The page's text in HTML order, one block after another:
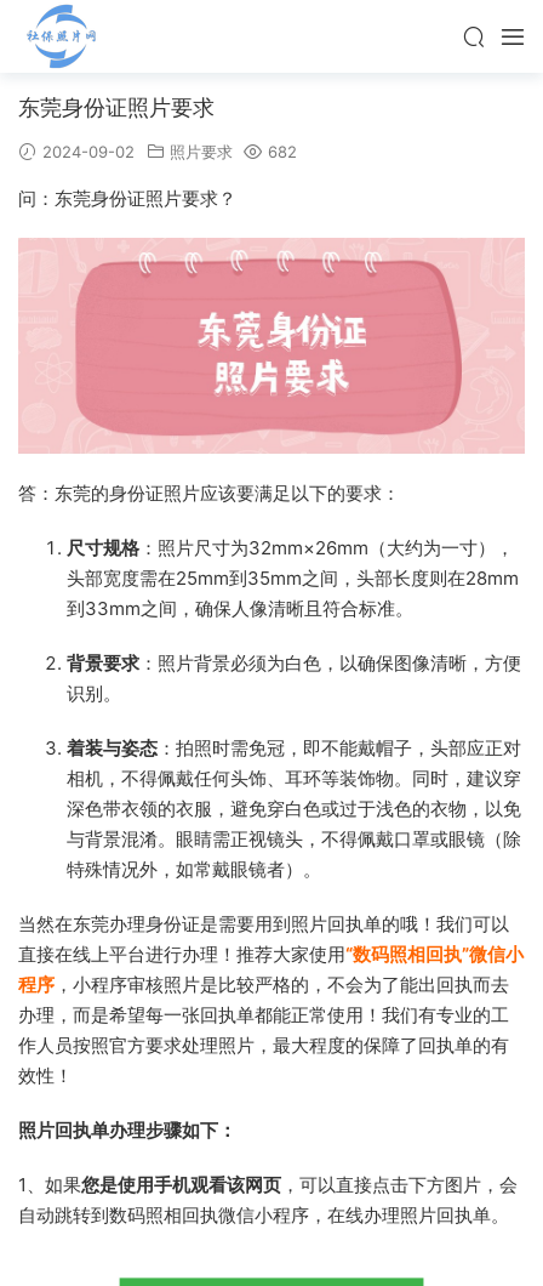
东莞身份证照片要求
2024-09-02 照片要求 682
问：东莞身份证照片要求？
答：东莞的身份证照片应该要满足以下的要求：
尺寸规格 ：照片尺寸为32mm×26mm（大约为一寸），
头部宽度需在25mm到35mm之间，头部长度则在28mm
到33mm之间，确保人像清晰且符合标准。
背景要求 ：照片背景必须为白色，以确保图像清晰，方便
识别。
着装与姿态 ：拍照时需免冠，即不能戴帽子，头部应正对
相机，不得佩戴任何头饰、耳环等装饰物。同时，建议穿
深色带衣领的衣服，避免穿白色或过于浅色的衣物，以免
与背景混淆。眼睛需正视镜头，不得佩戴口罩或眼镜（除
特殊情况外，如常戴眼镜者）。
当然在东莞办理身份证是需要用到照片回执单的哦！我们可以
直接在线上平台进行办理！推荐大家使用“数码照相回执”微信小
程序 ，小程序审核照片是比较严格的，不会为了能出回执而去
办理，而是希望每一张回执单都能正常使用！我们有专业的工
作人员按照官方要求处理照片，最大程度的保障了回执单的有
效性！
照片回执单办理步骤如下：
1、如果您是使用手机观看该网页 ，可以直接点击下方图片，会
自动跳转到数码照相回执微信小程序，在线办理照片回执单。